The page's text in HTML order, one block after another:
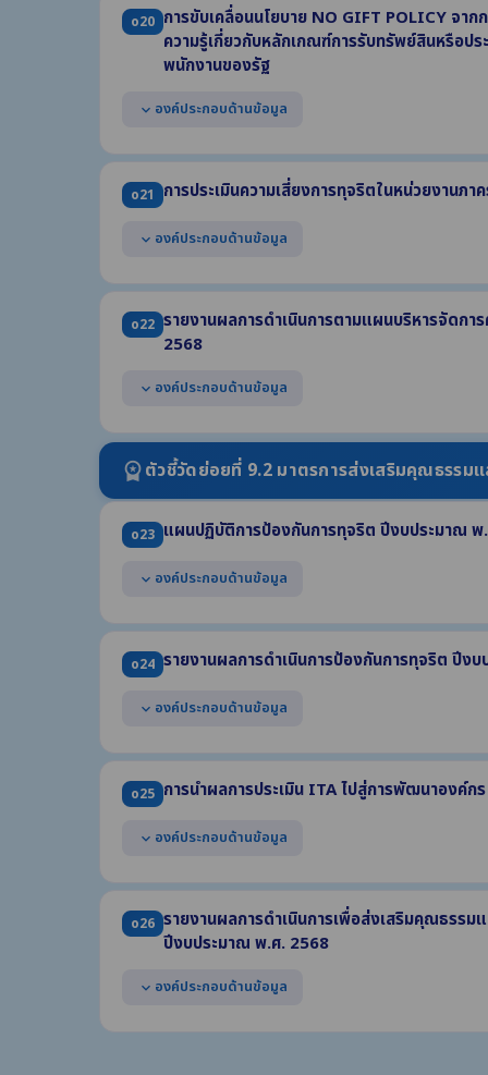
o20 การขับเคลื่อนนโยบาย NO GIFT POLICY จาก
ความรู้เกี่ยวกับหลักเกณฑ์การรับทรัพย์สินหรือปร
พนักงานของรัฐ
expand_more องค์ประกอบด้านข้อมูล
แสดงหนังสือประกาศเจตนารมณ์ No Gift Policy จากก
แสดงการดำเนินกิจกรรมที่แสดงให้เห็นว่าหน่วยงานมีการ
พ.ศ. 2569
แสดงการเสริมสร้างความรู้ให้แก่เจ้าหน้าที่เกี่ยวกับหลักเ
o21 การประเมินความเสี่ยงการทุจริตในหน่วยงานภ
expand_more องค์ประกอบด้านข้อมูล
แสดงผลการประเมินความเสี่ยงการทุจริต ประจำปี พ.ศ.
(1) เหตุการณ์ความเสี่ยงและระดับของความเสี่ยง (2) มาตรก
ต้องครอบคลุมถึงความเสี่ยงการทุจริตที่เกี่ยวข้องกับการจั
o22 รายงานผลการดำเนินการตามแผนบริหารจัดกา
2568
expand_more องค์ประกอบด้านข้อมูล
แสดงผลการดำเนินการตามแผนบริหารจัดการความเสี่ยง
ประกอบด้วย
(1) เหตุการณ์ความเสี่ยงและระดับของความเสี่ยง
(2) มาตรการจัดการความเสี่ยง
(3) ผลการดำเนินการตามมาตรการหรือการจัดการความเสี่ยง
workspace_premiumตัวชี้วัดย่อยที่ 9.2 มาตรการส่งเสริมคุณธรรมแ
o23 แผนปฏิบัติการป้องกันการทุจริต ปีงบประมาณ
expand_more องค์ประกอบด้านข้อมูล
แสดงแผนปฏิบัติการป้องกันการทุจริตที่มีวัตถุประสงค์เพื่อ
(1) มาตรการ หรือโครงการ หรือกิจกรรม
(2) งบประมาณแต่ละมาตรการ/โครงการ/กิจกรรม
(3) ช่วงระยะเวลาดำเนินการ
เป็นแผนที่มีระยะเวลาบังคับใช้ครอบคลุมปี พ.ศ. 2569
o24 รายงานผลการดำเนินการป้องกันการทุจริต ปีง
expand_more องค์ประกอบด้านข้อมูล
แสดงผลการดำเนินการป้องกันการทุจริต ปี พ.ศ. 2568 อ
(1) มาตรการ/โครงการ/กิจกรรม (2) ผลการดำเนินงาน
(3) ผลการใช้จ่ายงบประมาณ (4) ช่วงระยะเวลาในการดำเนินกา
o25 การนำผลการประเมิน ITA ไปสู่การพัฒนาองค์กร
expand_more องค์ประกอบด้านข้อมูล
แสดงการวิเคราะห์ผลการประเมิน ITA ในปี พ.ศ. 2568
แสดงการนำผลการวิเคราะห์ไปสู่การปรับปรุง หรือพัฒนา
(1) มาตรการ/โครงการ/กิจกรรม (2) ผลการวิเคราะห์ตัวชี้วัด
o26 รายงานผลการดำเนินการเพื่อส่งเสริมคุณธรรม
ปีงบประมาณ พ.ศ. 2568
expand_more องค์ประกอบด้านข้อมูล
แสดงผลการดำเนินการเพื่อส่งเสริมคุณธรรมและความโ